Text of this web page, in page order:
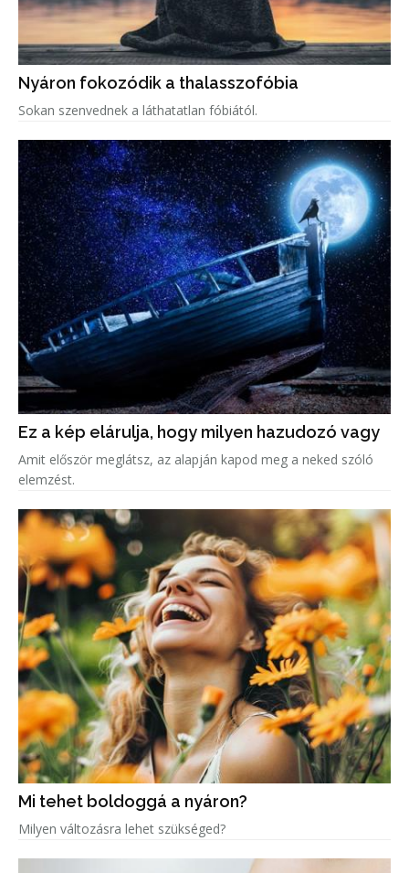
Nyáron fokozódik a thalasszofóbia
Sokan szenvednek a láthatatlan fóbiától.
Ez a kép elárulja, hogy milyen hazudozó vagy
Amit először meglátsz, az alapján kapod meg a neked szóló
elemzést.
Mi tehet boldoggá a nyáron?
Milyen változásra lehet szükséged?